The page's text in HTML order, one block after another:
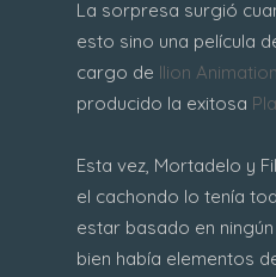
La sorpresa surgió
esto sino una película
cargo de Ilion Animation
producido la exitosa
Esta vez, Mortadelo y
el cachondo lo tenía
estar basado en
bien había elementos